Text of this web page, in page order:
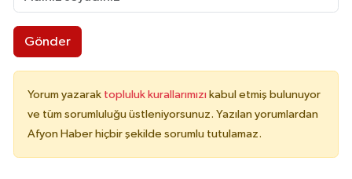
Gönder
Yorum yazarak topluluk kurallarımızı kabul etmiş bulunuyor
ve tüm sorumluluğu üstleniyorsunuz. Yazılan yorumlardan
Afyon Haber hiçbir şekilde sorumlu tutulamaz.